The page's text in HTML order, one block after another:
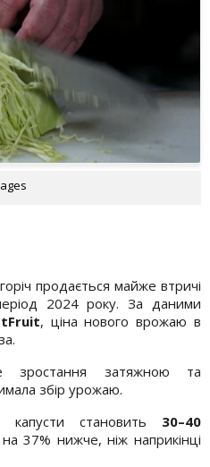
продається майже втричі
2024 року. За даними
, ціна нового врожаю в
зростання затяжною та
збір урожаю.
капусти становить 30–40
37% нижче, ніж наприкінці